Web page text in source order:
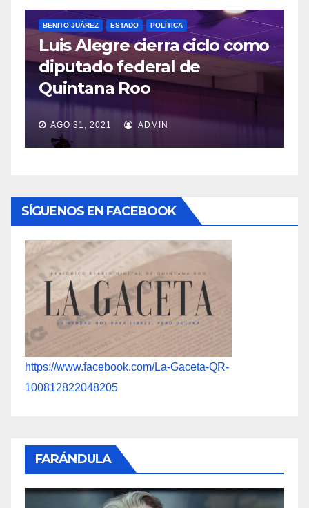
POLÍTICA
López Obrador respetará
veda por consulta popular
JUL 20, 2021 ADMIN
SÍGUENOS EN FACEBOOK
https://www.facebook.com/La-Gaceta-QR-
100812822048205
FARÁNDULA